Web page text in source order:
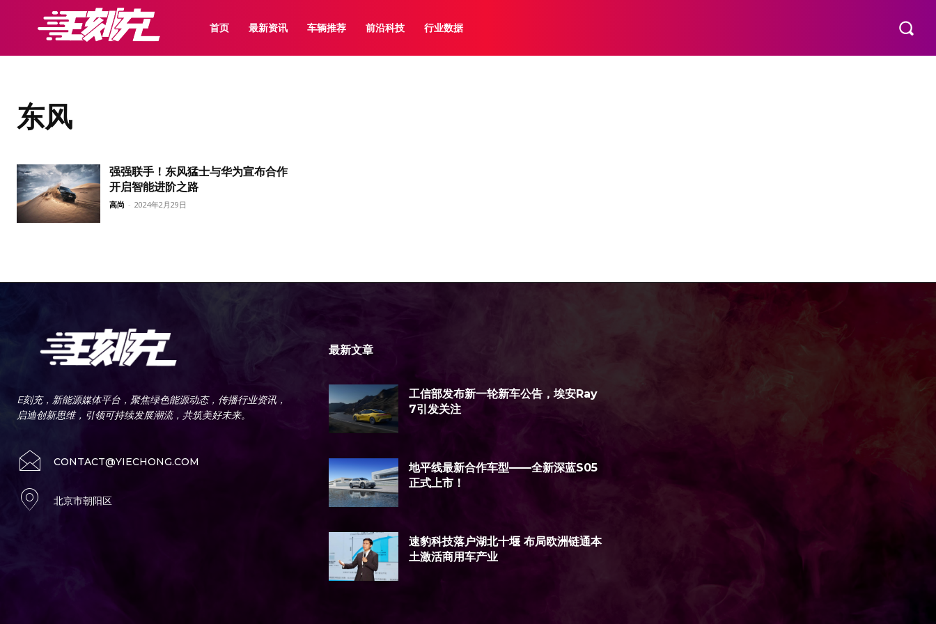
首页 最新资讯 车辆推荐 前沿科技 行业数据
东风
强强联手！东风猛士与华为宣布合作
开启智能进阶之路
高尚 - 2024年2月29日
E刻充，新能源媒体平台，聚焦绿色能源动态，传播行业资讯，
启迪创新思维，引领可持续发展潮流，共筑美好未来。
CONTACT@YIECHONG.COM
北京市朝阳区
最新文章
工信部发布新一轮新车公告，埃安Ray
7引发关注
地平线最新合作车型——全新深蓝S05
正式上市！
速豹科技落户湖北十堰 布局欧洲链通本
土激活商用车产业